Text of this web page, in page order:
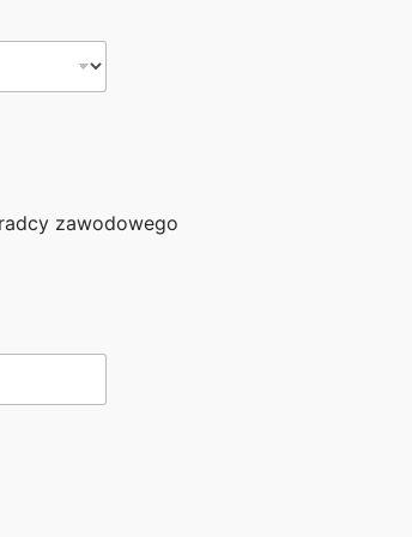
Biuro Fundacji - Lublin
zawodowego